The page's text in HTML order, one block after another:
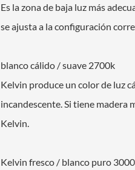
Es la zona de baja luz más
se ajusta a la configuración
blanco cálido / suave 2700k
Kelvin produce un color de luz
incandescente. Si tiene madera
Kelvin.
Kelvin fresco / blanco puro